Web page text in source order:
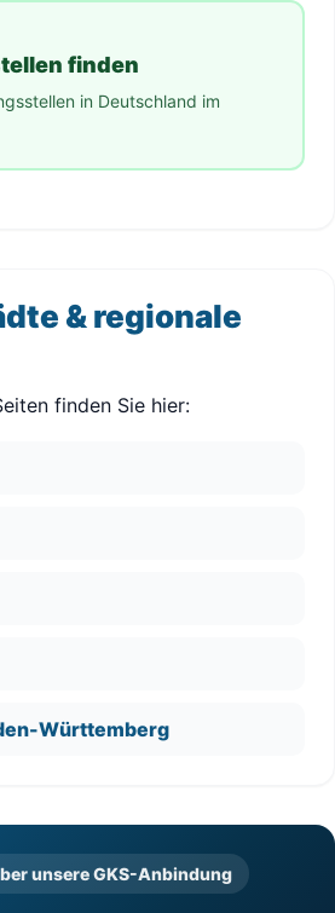
finden
in Deutschland im
& regionale
finden Sie hier:
Württemberg
unsere GKS-Anbindung